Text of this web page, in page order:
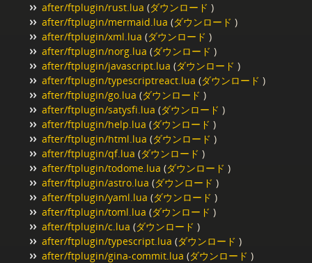
after/ftplugin/rust.lua (ダウンロード )
after/ftplugin/mermaid.lua (ダウンロード )
after/ftplugin/xml.lua (ダウンロード )
after/ftplugin/norg.lua (ダウンロード )
after/ftplugin/javascript.lua (ダウンロード )
after/ftplugin/typescriptreact.lua (ダウンロード )
after/ftplugin/go.lua (ダウンロード )
after/ftplugin/satysfi.lua (ダウンロード )
after/ftplugin/help.lua (ダウンロード )
after/ftplugin/html.lua (ダウンロード )
after/ftplugin/qf.lua (ダウンロード )
after/ftplugin/todome.lua (ダウンロード )
after/ftplugin/astro.lua (ダウンロード )
after/ftplugin/yaml.lua (ダウンロード )
after/ftplugin/toml.lua (ダウンロード )
after/ftplugin/c.lua (ダウンロード )
after/ftplugin/typescript.lua (ダウンロード )
after/ftplugin/gina-commit.lua (ダウンロード )